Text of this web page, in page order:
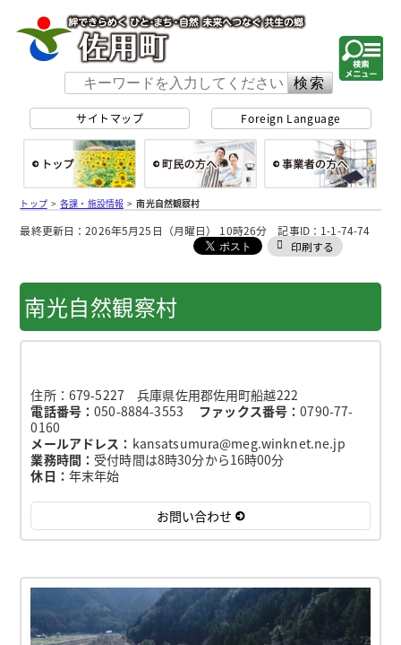
サイトマップ Foreign Language
総合トップ
トップ>各課・施設情報>南光自然観察村
最終更新日：2026年5月25日（月曜日） 10時26分 記事ID：1-1-74-74
印刷する
南光自然観察村
住所： 679-5227 兵庫県佐用郡佐用町船越222
電話番号：050-8884-3553 ファックス番号：0790-77-
0160
メールアドレス： kansatsumura@meg.winknet.ne.jp
業務時間： 受付時間は8時30分から16時00分
休日： 年末年始
お問い合わせ